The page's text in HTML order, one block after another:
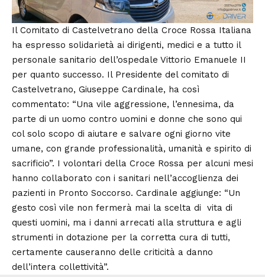
Il Comitato di Castelvetrano della Croce Rossa Italiana
ha espresso solidarietà ai dirigenti, medici e a tutto il
personale sanitario dell’ospedale Vittorio Emanuele II
per quanto successo. Il Presidente del comitato di
Castelvetrano, Giuseppe Cardinale, ha così
commentato: “Una vile aggressione, l’ennesima, da
parte di un uomo contro uomini e donne che sono qui
col solo scopo di aiutare e salvare ogni giorno vite
umane, con grande professionalità, umanità e spirito di
sacrificio”. I volontari della Croce Rossa per alcuni mesi
hanno collaborato con i sanitari nell’accoglienza dei
pazienti in Pronto Soccorso. Cardinale aggiunge: “Un
gesto così vile non fermerà mai la scelta di vita di
questi uomini, ma i danni arrecati alla struttura e agli
strumenti in dotazione per la corretta cura di tutti,
certamente causeranno delle criticità a danno
dell’intera collettività”.